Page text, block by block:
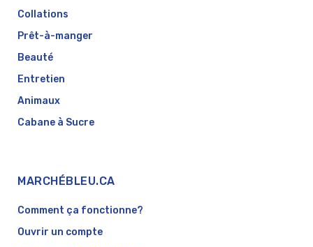
Collations
Prêt-à-manger
Beauté
Entretien
Animaux
Cabane à Sucre
MARCHÉBLEU.CA
Comment ça fonctionne?
Ouvrir un compte